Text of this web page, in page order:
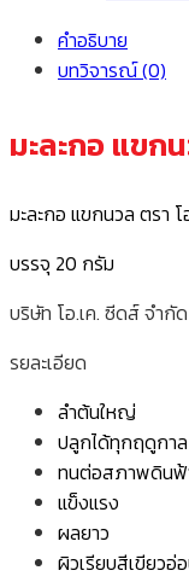
คำอธิบาย
บทวิจารณ์ (0)
มะละกอ แขก
มะละกอ แขกนวล ตรา
บรรจุ 20 กรัม
บริษัท โอ.เค. ซีดส์ จำกัด
รยละเอียด
ลำต้นใหญ่
ปลูกได้ทุกฤดูกาล
ทนต่อสภาพดินฟ้
แข็งแรง
ผลยาว
ผิวเรียบสีเขียวอ่